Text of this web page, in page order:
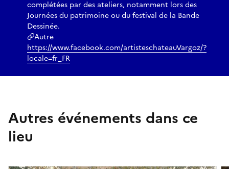
complétées par des ateliers, notamment lors des
Journées du patrimoine ou du festival de la Bande
Dessinée.
Autre
https://www.facebook.com/artisteschateauVargoz/?
locale=fr_FR
Autres événements dans ce
lieu